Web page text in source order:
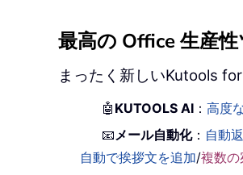
最高の Office 生産
まったく新しいKutools
🤖 KUTOOLS AI ：高度
📧メール自動化： 自動
自動で挨拶文を追加/複数